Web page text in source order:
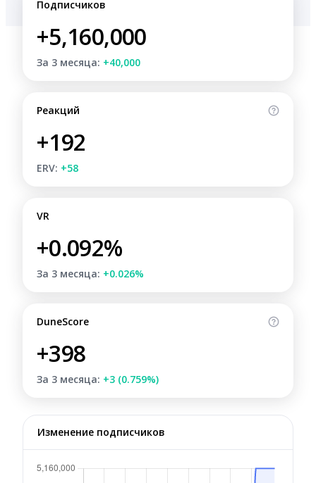
Подписчиков
+5,160,000
За 3 месяца: +40,000
Реакций
+192
ERV: +58
VR
+0.092%
За 3 месяца: +0.026%
DuneScore
+398
За 3 месяца: +3 (0.759%)
Изменение подписчиков